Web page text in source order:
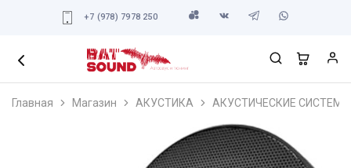
+7 (978) 7978 250
Главная Магазин АКУСТИКА АКУСТИЧЕСКИЕ СИСТЕМЫ